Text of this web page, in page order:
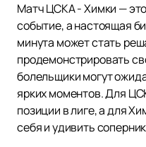
Матч ЦСКА - Химки —
событие, а настоящая
минута может стать
продемонстрировать
болельщики могут
ярких моментов. Для
позиции в лиге, а для
себя и удивить